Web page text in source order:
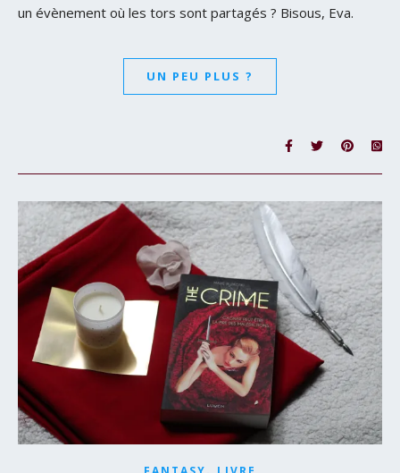
un évènement où les tors sont partagés ? Bisous, Eva.
UN PEU PLUS ?
,